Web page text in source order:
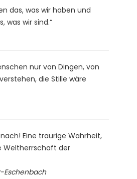
das, was wir haben und
was wir sind.“
nur von Dingen, von
die Stille wäre
Eine traurige Wahrheit,
Weltherrschaft der
Eschenbach